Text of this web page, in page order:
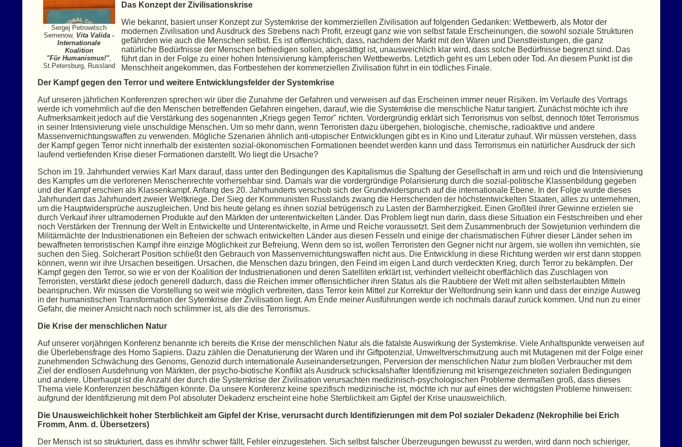
Sergej Petrowitsch
Semenow, Vita Valida -
Internationale
Koalition
"Für Humanismus!",
St.Petersburg, Russland
Das Konzept der Zivilisationskrise
Wie bekannt, basiert unser Konzept zur Systemkrise der kommerziellen Zivilisation auf folgenden Gedanken: Wettbewerb, als Motor der
modernen Zivilisation und Ausdruck des Strebens nach Profit, erzeugt ganz wie von selbst fatale Erscheinungen, die sowohl soziale Strukturen
gefährden wie auch die Menschen selbst. Es ist offensichtlich, dass, nachdem der Markt mit den Waren und Dienstleistungen, die ganz
natürliche Bedürfnisse der Menschen befriedigen sollen, abgesättigt ist, unausweichlich klar wird, dass solche Bedürfnisse begrenzt sind. Das
führt dan in der Folge zu einer hohen Intensivierung kämpferischen Wettbewerbs. Letztlich geht es um Leben oder Tod. An diesem Punkt ist die
Menschheit angekommen, das Fortbestehen der kommerziellen Zivilisation führt in ein tödliches Finale.
Der Kampf gegen den Terror und weitere Entwicklungsfelder der Systemkrise
Auf unseren jährlichen Konferenzen sprechen wir über die Zunahme der Gefahren und verweisen auf das Erscheinen immer neuer Risiken. Im Verlaufe des Vortrags
werde ich vornehmlich auf die den Menschen betreffenden Gefahren eingehen, darauf, wie die Systemkrise die menschliche Natur tangiert. Zunächst möchte ich ihre
Aufmerksamkeit jedoch auf die Verstärkung des sogenannten „Kriegs gegen Terror" richten. Vordergründig erklärt sich Terrorismus von selbst, dennoch tötet Terrorismus
in seiner Intensivierung viele unschuldige Menschen. Um so mehr dann, wenn Terroristen dazu übergehen, biologische, chemische, radioaktive und andere
Massenvernichtungswaffen zu verwenden. Mögliche Szenarien ähnlich anti-utopischer Entwicklungen gibt es in Kino und Literatur zuhauf. Wir müssen verstehen, dass
der Kampf gegen Terror nicht innerhalb der existenten sozial-ökonomischen Formationen beendet werden kann und dass Terrorismus ein natürlicher Ausdruck der sich
laufend vertiefenden Krise dieser Formationen darstellt. Wo liegt die Ursache?
Schon im 19. Jahrhundert verwies Karl Marx darauf, dass unter den Bedingungen des Kapitalismus die Spaltung der Gesellschaft in arm und reich und die Intensivierung
des Kampfes um die verlorenen Menschenrechte vorhersehbar sind. Damals war die vordergründige Polarisierung durch die sozial-politische Klassenbildung gegeben
und der Kampf erschien als Klassenkampf. Anfang des 20. Jahrhunderts verschob sich der Grundwiderspruch auf die internationale Ebene. In der Folge wurde dieses
Jahrhundert das Jahrhundert zweier Weltkriege. Der Sieg der Kommunisten Russlands zwang die Herrschenden der höchstentwickelten Staaten, alles zu unternehmen,
um die Hauptwidersprüche auszugleichen. Und bis heute gelang es ihnen sozial betrügerisch zu Lasten der Barmherzigkeit. Einen Großteil ihrer Gewinne erzielen sie
durch Verkauf ihrer ultramodernen Produkte auf den Märkten der unterentwickelten Länder. Das Problem liegt nun darin, dass diese Situation ein Festschreiben und eher
noch Verstärken der Trennung der Welt in Entwickelte und Unterentwickelte, in Arme und Reiche voraussetzt. Seit dem Zusammenbruch der Sowjetunion verhindern die
Militärmächte der Industrienationen ein Befreien der schwach entwickelten Länder aus diesen Fesseln und einige der charismatischen Führer dieser Länder sehen im
bewaffneten terroristischen Kampf ihre einzige Möglichkeit zur Befreiung. Wenn dem so ist, wollen Terroristen den Gegner nicht nur ärgern, sie wollen ihn vernichten, sie
suchen den Sieg. Solcherart Position schließt den Gebrauch von Massenvernichtungswaffen nicht aus. Die Entwicklung in diese Richtung werden wir erst dann stoppen
können, wenn wir ihre Ursachen beseitigen. Ursachen, die Menschen dazu bringen, den Feind im eigen Land durch verdeckten Krieg, durch Terror zu bekämpfen. Der
Kampf gegen den Terror, so wie er von der Koalition der Industrienationen und deren Satelliten erklärt ist, verhindert vielleicht oberflächlich das Zuschlagen von
Terroristen, verstärkt diese jedoch generell dadurch, dass die Reichen immer offensichtlicher ihren Status als die Raubtiere der Welt mit allen selbsterlaubten Mitteln
beanspruchen. Wir müssen die Vorstellung so weit wie möglich verbreiten, dass Terror kein Mittel zur Korrektur der Weltordnung sein kann und dass der einzige Ausweg
in der humanistischen Transformation der Sytemkrise der Zivilisation liegt. Am Ende meiner Ausführungen werde ich nochmals darauf zurück kommen. Und nun zu einer
Gefahr, die meiner Ansicht nach noch schlimmer ist, als die des Terrorismus.
Die Krise der menschlichen Natur
Auf unserer vorjährigen Konferenz benannte ich bereits die Krise der menschlichen Natur als die fatalste Auswirkung der Systemkrise. Viele Anhaltspunkte verweisen auf
die Überlebensfrage des Homo Sapiens. Dazu zählen die Denaturierung der Waren und ihr Giftpotenzial, Umweltverschmutzung auch mit Mutagenen mit der Folge einer
zunehmenden Schwächung des Genoms, Genozid durch internationale Auseinandersetzungen, Perversion der menschlichen Natur zum bloßen Verbraucher mit dem
Ziel der endlosen Ausdehnung von Märkten, der psycho-biotische Konflikt als Ausdruck schicksalshafter Identifizierung mit krisengezeichneten sozialen Bedingungen
und andere. Überhaupt ist die Anzahl der durch die Systemkrise der Zivilisation verursachten medizinisch-psychologischen Probleme dermaßen groß, dass dieses
Thema viele Konferenzen beschäftigen könnte. Da unsere Konferenz keine spezifisch medizinische ist, möchte ich nur auf eines der wichtigsten Probleme hinweisen:
aufgrund der Identifizierung mit dem Pol absoluter Dekadenz erscheint eine hohe Sterblichkeit am Gipfel der Krise unausweichlich.
Die Unausweichlichkeit hoher Sterblichkeit am Gipfel der Krise, verursacht durch Identifizierungen mit dem Pol sozialer Dekadenz (Nekrophilie bei Erich
Fromm, Anm. d. Übersetzers)
Der Mensch ist so strukturiert, dass es ihm/ihr schwer fällt, Fehler einzugestehen. Sich selbst falscher Überzeugungen bewusst zu werden, wird dann noch schieriger,